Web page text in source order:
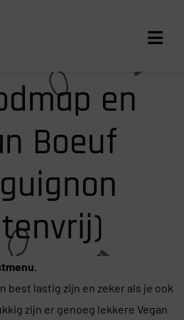
en
Boeuf
best lastig zijn en zeker als je ook
zijn er genoeg lekkere Vegan